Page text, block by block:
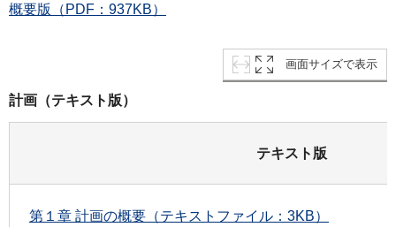
概要版（PDF：937KB）
画面サイズで表示
計画（テキスト版）
テキスト版
第１章 計画の概要（テキストファイル：3KB）